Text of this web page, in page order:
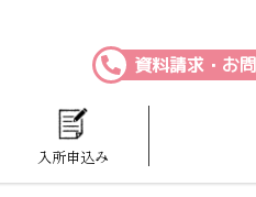
入所申込み
資料請求・お